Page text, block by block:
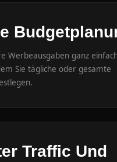
Werbeausgaben ganz
Sie tägliche oder gesamte
Traffic Und